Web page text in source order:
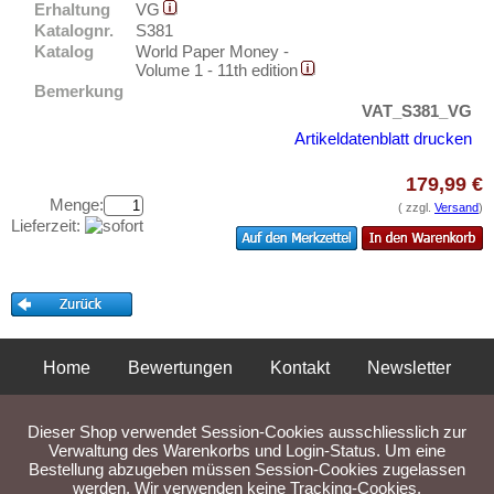
Testbanknoten
Banknotenbriefe
Ihre Bewertungen
Kontakt
Preislisten
FAQ
Erhaltung
VG
Katalognr.
S381
Katalog
World Paper Money -
Volume 1 - 11th edition
Bemerkung
VAT_S381_VG
Artikeldatenblatt drucken
Menge:
Lieferzeit:
179,99 €
( zzgl. Versand)
Home Bewertungen Kontakt
Newsletter
Liefer- und Versandkosten
Dieser Shop verwendet Session-Cookies ausschliesslich zur
Verwaltung des Warenkorbs und Login-Status. Um eine
Bestellung abzugeben müssen Session-Cookies zugelassen
werden. Wir verwenden keine Tracking-Cookies.